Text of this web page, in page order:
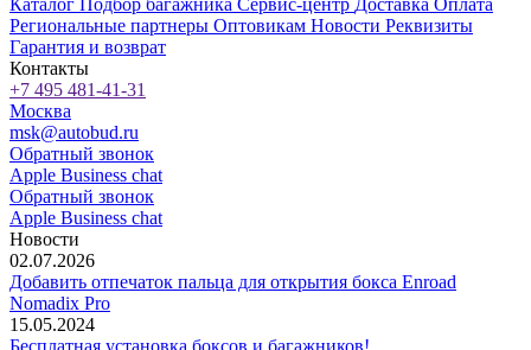
Региональные партнеры Оптовикам Новости Реквизиты
Гарантия и возврат
Контакты
+7 495 481-41-31
Москва
msk@autobud.ru
Обратный звонок
Apple Business chat
Обратный звонок
Apple Business chat
Новости
02.07.2026
Добавить отпечаток пальца для открытия бокса Enroad
Nomadix Pro
15.05.2024
Бесплатная установка боксов и багажников!